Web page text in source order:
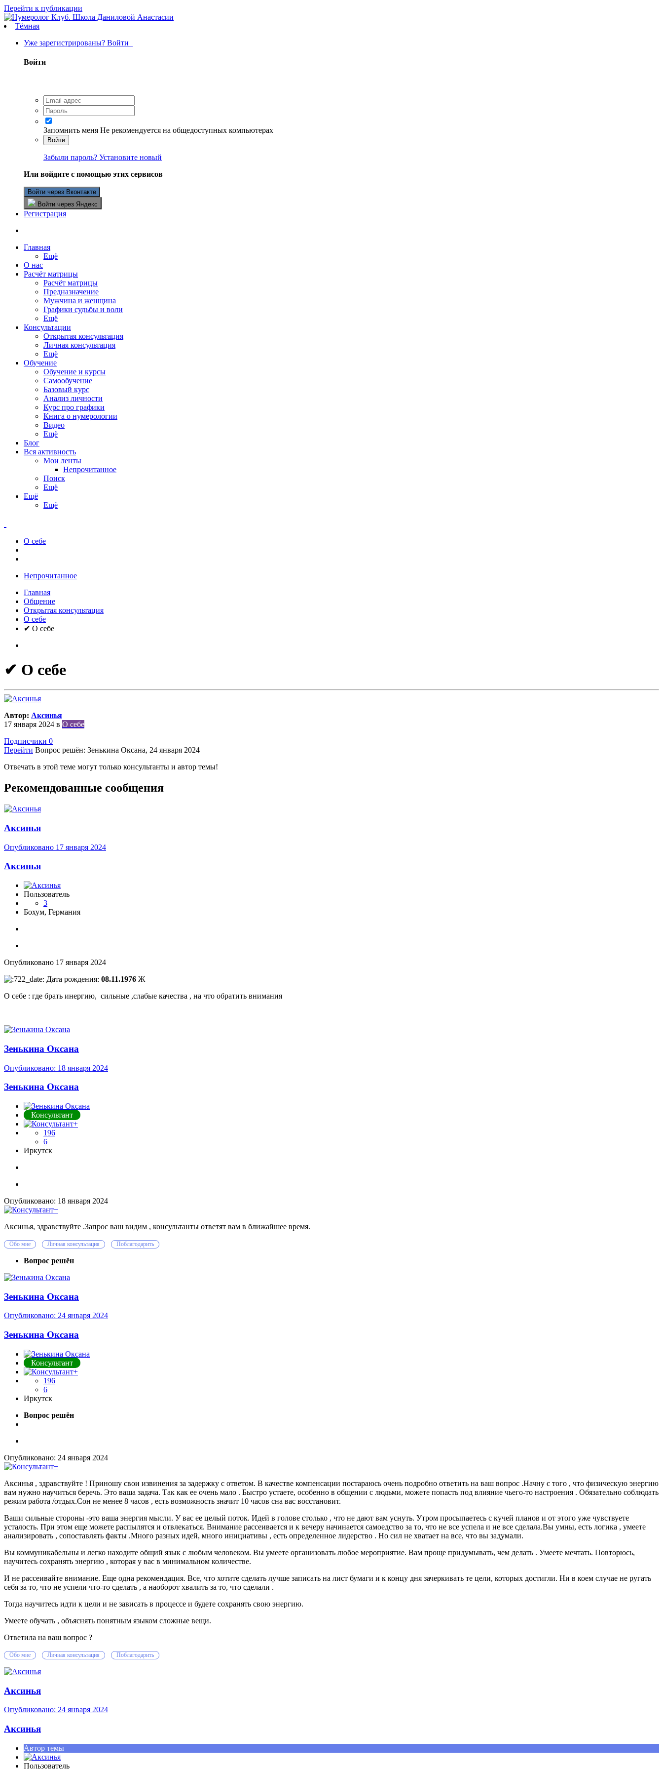
Перейти к публикации
Тёмная
Уже зарегистрированы? Войти
Войти
Запомнить меня Не рекомендуется на общедоступных компьютерах
Войти
Забыли пароль? Установите новый
Или войдите с помощью этих сервисов
Войти через Вконтакте
Войти через Яндекс
Регистрация
Главная
Ещё
О нас
Расчёт матрицы
Расчёт матрицы
Предназначение
Мужчина и женщина
Графики судьбы и воли
Ещё
Консультации
Открытая консультация
Личная консультация
Ещё
Обучение
Обучение и курсы
Самообучение
Базовый курс
Анализ личности
Курс про графики
Книга о нумерологии
Видео
Ещё
Блог
Вся активность
Мои ленты
Непрочитанное
Поиск
Ещё
Ещё
Ещё
О себе
Непрочитанное
Главная
Общение
Открытая консультация
О себе
✔ О себе
✔ О себе
Автор: Аксинья
17 января 2024 в О себе
Подписчики 0
Перейти Вопрос решён: Зенькина Оксана, 24 января 2024
Отвечать в этой теме могут только консультанты и автор темы!
Рекомендованные сообщения
Аксинья
Опубликовано 17 января 2024
Аксинья
Пользователь
3
Бохум, Германия
Опубликовано 17 января 2024
Дата рождения: 08.11.1976 Ж
О себе : где брать инергию, сильные ,слабые качества , на что обратить внимания
Зенькина Оксана
Опубликовано: 18 января 2024
Зенькина Оксана
Консультант
196
6
Иркутск
Опубликовано: 18 января 2024
Аксинья, здравствуйте .Запрос ваш видим , консультанты ответят вам в ближайшее время.
Обо мне Личная консультация Поблагодарить
Вопрос решён
Зенькина Оксана
Опубликовано: 24 января 2024
Зенькина Оксана
Консультант
196
6
Иркутск
Вопрос решён
Опубликовано: 24 января 2024
Аксинья , здравствуйте ! Приношу свои извинения за задержку с ответом. В качестве компенсации постараюсь очень подробно ответить на ваш вопрос .Начну с того , что физическую энергию
вам нужно научиться беречь. Это ваша задача. Так как ее очень мало . Быстро устаете, особенно в общении с людьми, можете попасть под влияние чьего-то настроения . Обязательно соблюдать
режим работа /отдых.Сон не менее 8 часов , есть возможность значит 10 часов сна вас восстановит.
Ваши сильные стороны -это ваша энергия мысли. У вас ее целый поток. Идей в голове столько , что не дают вам уснуть. Утром просыпаетесь с кучей планов и от этого уже чувствуете
усталость. При этом еще можете распылятся и отвлекаться. Внимание рассеивается и к вечеру начинается самоедство за то, что не все успела и не все сделала.Вы умны, есть логика , умеете
анализировать , сопоставлять факты .Много разных идей, много инициативы , есть определенное лидерство . Но сил не хватает на все, что вы задумали.
Вы коммуникабельны и легко находите общий язык с любым человеком. Вы умеете организовать любое мероприятие. Вам проще придумывать, чем делать . Умеете мечтать. Повторюсь,
научитесь сохранять энергию , которая у вас в минимальном количестве.
И не рассеивайте внимание. Еще одна рекомендация. Все, что хотите сделать лучше записать на лист бумаги и к концу дня зачеркивать те цели, которых достигли. Ни в коем случае не ругать
себя за то, что не успели что-то сделать , а наоборот хвалить за то, что сделали .
Тогда научитесь идти к цели и не зависать в процессе и будете сохранять свою энергию.
Умеете обучать , объяснять понятным языком сложные вещи.
Ответила на ваш вопрос ?
Обо мне Личная консультация Поблагодарить
Аксинья
Опубликовано: 24 января 2024
Аксинья
Автор темы
Пользователь